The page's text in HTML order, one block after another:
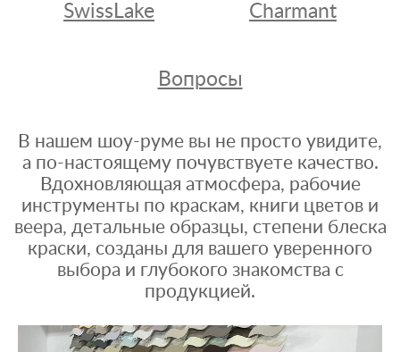
SwissLake Charmant
Вопросы
В нашем шоу-руме вы не просто увидите,
а по-настоящему почувствуете качество.
Вдохновляющая атмосфера, рабочие
инструменты по краскам, книги цветов и
веера, детальные образцы, степени блеска
краски, созданы для вашего уверенного
выбора и глубокого знакомства с
продукцией.